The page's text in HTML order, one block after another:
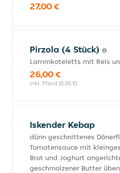
27,00 €
Pirzola (4 Stück)
Lammkoteletts mit Reis
26,00 €
inkl. Pfand (0,00 €)
Iskender Kebap
dünn geschnittenes
Tomatensauce mit
Brot und Joghurt
geschmolzener Butter